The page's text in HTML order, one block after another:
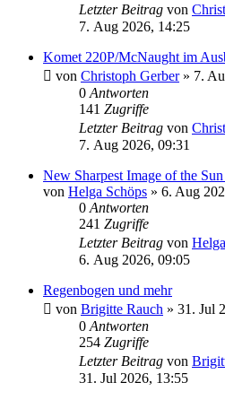
Letzter Beitrag von
7. Aug 2026, 14:25
Komet 220P/McNaught im
von Christoph Gerber» 7.
0 Antworten
141 Zugriffe
Letzter Beitrag von
7. Aug 2026, 09:31
New Sharpest Image of the
von Helga Schöps » 6. Aug
0 Antworten
241 Zugriffe
Letzter Beitrag von
6. Aug 2026, 09:05
Regenbogen und mehr
von Brigitte Rauch » 31. Jul
0 Antworten
254 Zugriffe
Letzter Beitrag von
31. Jul 2026, 13:55